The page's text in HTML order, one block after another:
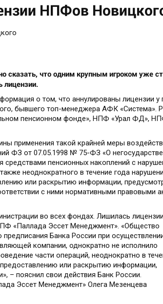
НПФов
что одним крупным игроком уже
лицензии.
о том, что аннулированы лицензии у
бывшего топ-менеджера АФК «Система».
пенсионном фонде», НПФ «Урал ФД»,
применения такой крайней меры
ФЗ от 07.05.1998 № 75-ФЗ «О
пенсионных накоплений с
неоднократного в течение года
или раскрытию информации,
с ними нормативными правовыми
во всех фондах. Лишилась
«Паллада Эссет Менеджмент». «Общество
предписания Банка России при
компании, однократно не исполнило
части операций, неоднократно в
или раскрытию информации,
– пояснил свои действия Банк России.
Эссет Менеджмент» Олега Мезенцева